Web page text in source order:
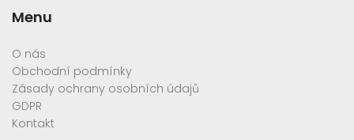
Menu
O nás
Obchodní podmínky
Zásady ochrany osobních údajů
GDPR
Kontakt